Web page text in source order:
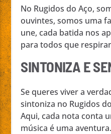
No Rugidos do Aço,
ouvintes, somos uma
une, cada batida nos
para todos que
SINTONIZA E
Se queres viver a
sintoniza no Rugidos
Aqui, cada nota conta
música é uma aventura.